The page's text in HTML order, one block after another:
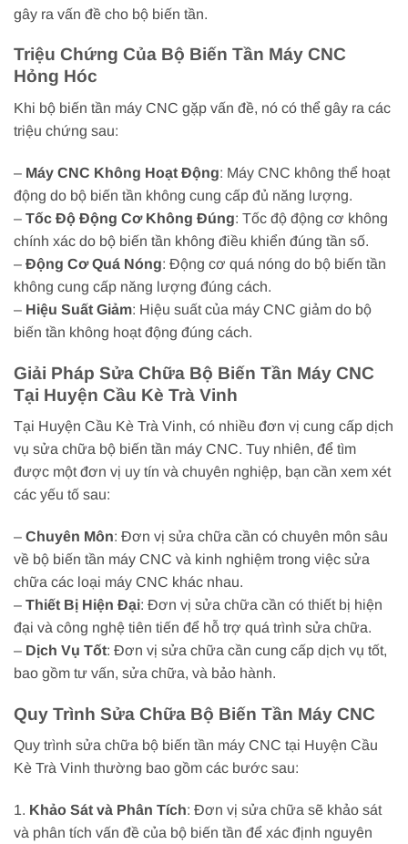
gây ra vấn đề cho bộ biến tần.
Triệu Chứng Của Bộ Biến Tần Máy CNC
Hỏng Hóc
Khi bộ biến tần máy CNC gặp vấn đề, nó có thể gây ra các
triệu chứng sau:
– Máy CNC Không Hoạt Động: Máy CNC không thể hoạt
động do bộ biến tần không cung cấp đủ năng lượng.
– Tốc Độ Động Cơ Không Đúng: Tốc độ động cơ không
chính xác do bộ biến tần không điều khiển đúng tần số.
– Động Cơ Quá Nóng: Động cơ quá nóng do bộ biến tần
không cung cấp năng lượng đúng cách.
– Hiệu Suất Giảm: Hiệu suất của máy CNC giảm do bộ
biến tần không hoạt động đúng cách.
Giải Pháp Sửa Chữa Bộ Biến Tần Máy CNC
Tại Huyện Cầu Kè Trà Vinh
Tại Huyện Cầu Kè Trà Vinh, có nhiều đơn vị cung cấp dịch
vụ sửa chữa bộ biến tần máy CNC. Tuy nhiên, để tìm
được một đơn vị uy tín và chuyên nghiệp, bạn cần xem xét
các yếu tố sau:
– Chuyên Môn: Đơn vị sửa chữa cần có chuyên môn sâu
về bộ biến tần máy CNC và kinh nghiệm trong việc sửa
chữa các loại máy CNC khác nhau.
– Thiết Bị Hiện Đại: Đơn vị sửa chữa cần có thiết bị hiện
đại và công nghệ tiên tiến để hỗ trợ quá trình sửa chữa.
– Dịch Vụ Tốt: Đơn vị sửa chữa cần cung cấp dịch vụ tốt,
bao gồm tư vấn, sửa chữa, và bảo hành.
Quy Trình Sửa Chữa Bộ Biến Tần Máy CNC
Quy trình sửa chữa bộ biến tần máy CNC tại Huyện Cầu
Kè Trà Vinh thường bao gồm các bước sau:
1. Khảo Sát và Phân Tích: Đơn vị sửa chữa sẽ khảo sát
và phân tích vấn đề của bộ biến tần để xác định nguyên